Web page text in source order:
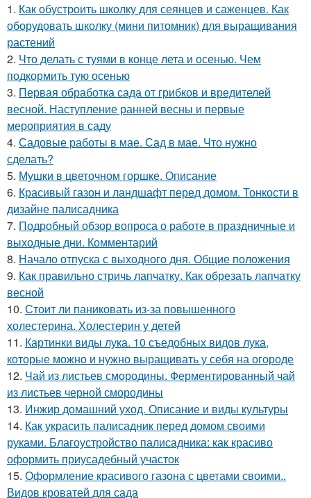
1. Как обустроить школку для сеянцев и саженцев. Как
оборудовать школку (мини питомник) для выращивания
растений
2. Что делать с туями в конце лета и осенью. Чем
подкормить тую осенью
3. Первая обработка сада от грибков и вредителей
весной. Наступление ранней весны и первые
мероприятия в саду
4. Садовые работы в мае. Сад в мае. Что нужно
сделать?
5. Мушки в цветочном горшке. Описание
6. Красивый газон и ландшафт перед домом. Тонкости в
дизайне палисадника
7. Подробный обзор вопроса о работе в праздничные и
выходные дни. Комментарий
8. Начало отпуска с выходного дня. Общие положения
9. Как правильно стричь лапчатку. Как обрезать лапчатку
весной
10. Стоит ли паниковать из-за повышенного
холестерина. Холестерин у детей
11. Картинки виды лука. 10 съедобных видов лука,
которые можно и нужно выращивать у себя на огороде
12. Чай из листьев смородины. Ферментированный чай
из листьев черной смородины
13. Инжир домашний уход. Описание и виды культуры
14. Как украсить палисадник перед домом своими
руками. Благоустройство палисадника: как красиво
оформить приусадебный участок
15. Оформление красивого газона с цветами своими..
Видов кроватей для сада